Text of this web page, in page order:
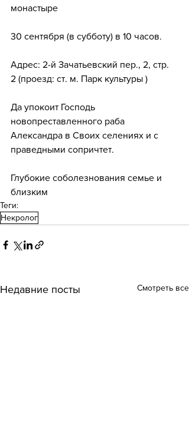
монастыре
30 сентября (в субботу) в 10 часов.
Адрес: 2-й Зачатьевский пер., 2, стр.
2 (проезд: ст. м. Парк культуры )
Да упокоит Господь
новопреставленного раба
Александра в Своих селениях и с
праведными сопричтет.
Глубокие соболезнования семье и
близким
Теги:
Некролог
Недавние посты Смотреть все